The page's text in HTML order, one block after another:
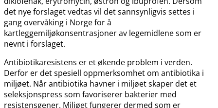
det nye forslaget vedtas vil det sannsynligvis settes i
gang overvåking i Norge for å
kartleggemiljøkonsentrasjoner av legemidlene som er
nevnt i forslaget.
Antibiotikaresistens er et økende problem i verden.
Derfor er det spesiell oppmerksomhet om antibiotika i
miljøet. Når antibiotika havner i miljøet skaper det et
seleksjonspress som favoriserer bakterier med
resistensgener. Miljøet fungerer dermed som er